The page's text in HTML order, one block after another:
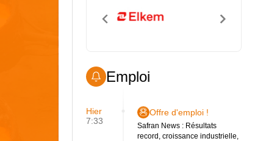
Emploi
Hier
7:33
Offre d'emploi !
Safran News : Résultats
record, croissance industrielle,